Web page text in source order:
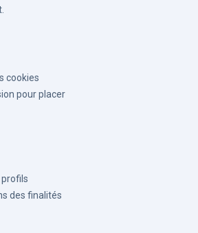
cookies
pour placer
des finalités